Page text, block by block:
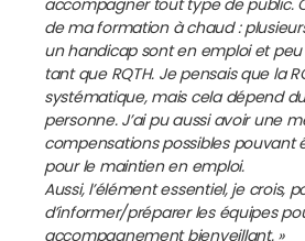
accompagner tout type de public.
de ma formation à chaud :
un handicap sont en emploi et
tant que RQTH. Je pensais que la
systématique, mais cela dépend
personne. J’ai pu aussi avoir une
compensations possibles pouvant
pour le maintien en emploi.
Aussi, l’élément essentiel, je crois,
d’informer/préparer les équipes
accompagnement bienveillant. »